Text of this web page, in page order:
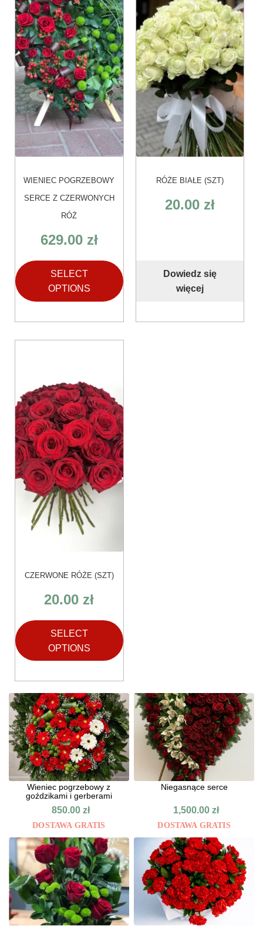
WIENIEC POGRZEBOWY
SERCE Z CZERWONYCH
RÓŻ
629.00 zł
SELECT
OPTIONS
RÓŻE BIAŁE (SZT)
20.00 zł
Dowiedz się
więcej
CZERWONE RÓŻE (SZT)
20.00 zł
SELECT
OPTIONS
Wieniec pogrzebowy z
goździkami i gerberami
850.00 zł
DOSTAWA GRATIS
Niegasnące serce
1,500.00 zł
DOSTAWA GRATIS